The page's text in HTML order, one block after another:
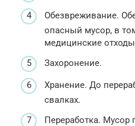
Обезвреживание.
опасный мусор, в
медицинские
Захоронение.
Хранение. До
свалках.
Переработка. Мусор